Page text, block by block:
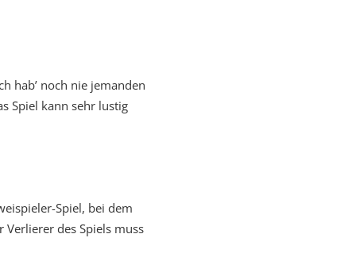
hab’ noch nie jemanden
Spiel kann sehr lustig
Spiel, bei dem
des Spiels muss